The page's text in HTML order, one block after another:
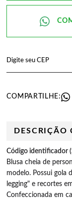
COMPARTILHE:
DESCRIÇÃO
Código identificador
Blusa cheia de
modelo. Possui gola
legging" e recortes
Confeccionada em